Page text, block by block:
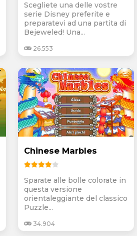
Scegliete una delle vostre
serie Disney preferite e
preparatevi ad una partita di
Bejeweled! Una...
26.553
Chinese Marbles
Sparate alle bolle colorate in
questa versione
orientaleggiante del classico
Puzzle...
34.904